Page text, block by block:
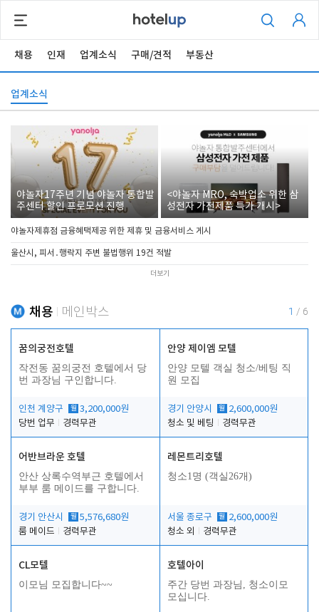
채용 인재 업계소식 구매/견적 부동산
업계소식
야놀자17주년 기념 야놀자 통합발
주센터 할인 프로모션 진행
<야놀자 MRO, 숙박업소 위한 삼
성전자 가전제품 특가 개시>
야놀자제휴점 금융혜택제공 위한 제휴 및 금융서비스 게시
울산시, 피서․행락지 주변 불법행위 19건 적발
더보기
채용 메인박스 1 / 6
꿈의궁전호텔
작전동 꿈의궁전 호텔에서 당
번 과장님 구인합니다.
인천 계양구 월 3,200,000원
당번 업무
경력무관
안양 제이엠 모텔
안양 모텔 객실 청소/베팅 직
원 모집
경기 안양시 월 2,600,000원
청소 및 베팅
경력무관
어반브라운 호텔
안산 상록수역부근 호텔에서
부부 룸 메이드를 구합니다.
경기 안산시 월 5,576,680원
룸 메이드
경력무관
레몬트리호텔
청소1명 (객실26개)
서울 종로구 월 2,600,000원
청소 외
경력무관
CL모텔
이모님 모집합니다~~
호텔아이
주간 당번 과장님, 청소이모
모십니다.